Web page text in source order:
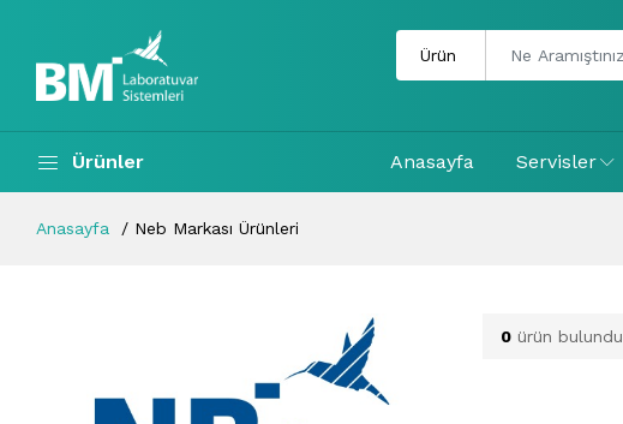
Ürünler Anasayfa Servisler
Anasayfa Neb Markası Ürünleri
0 ürün bulundu